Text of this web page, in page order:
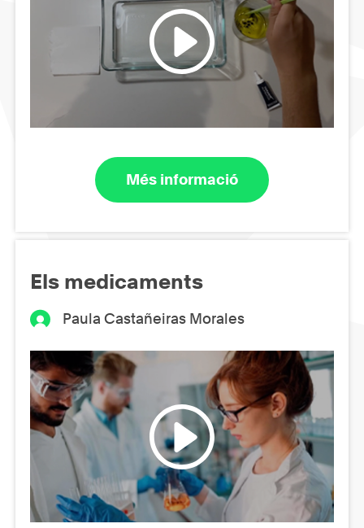
Més informació
Els medicaments
Paula Castañeiras Morales